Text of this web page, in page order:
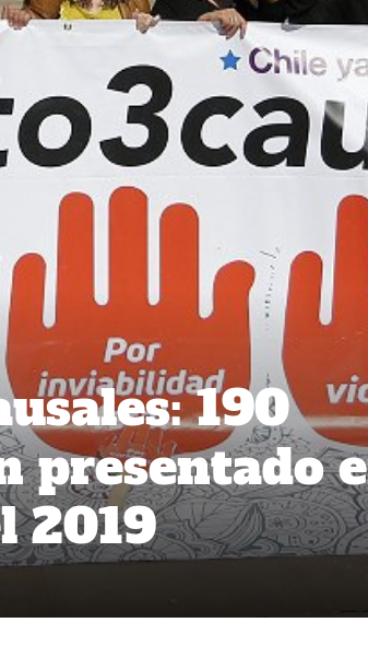
190
presentado
2019